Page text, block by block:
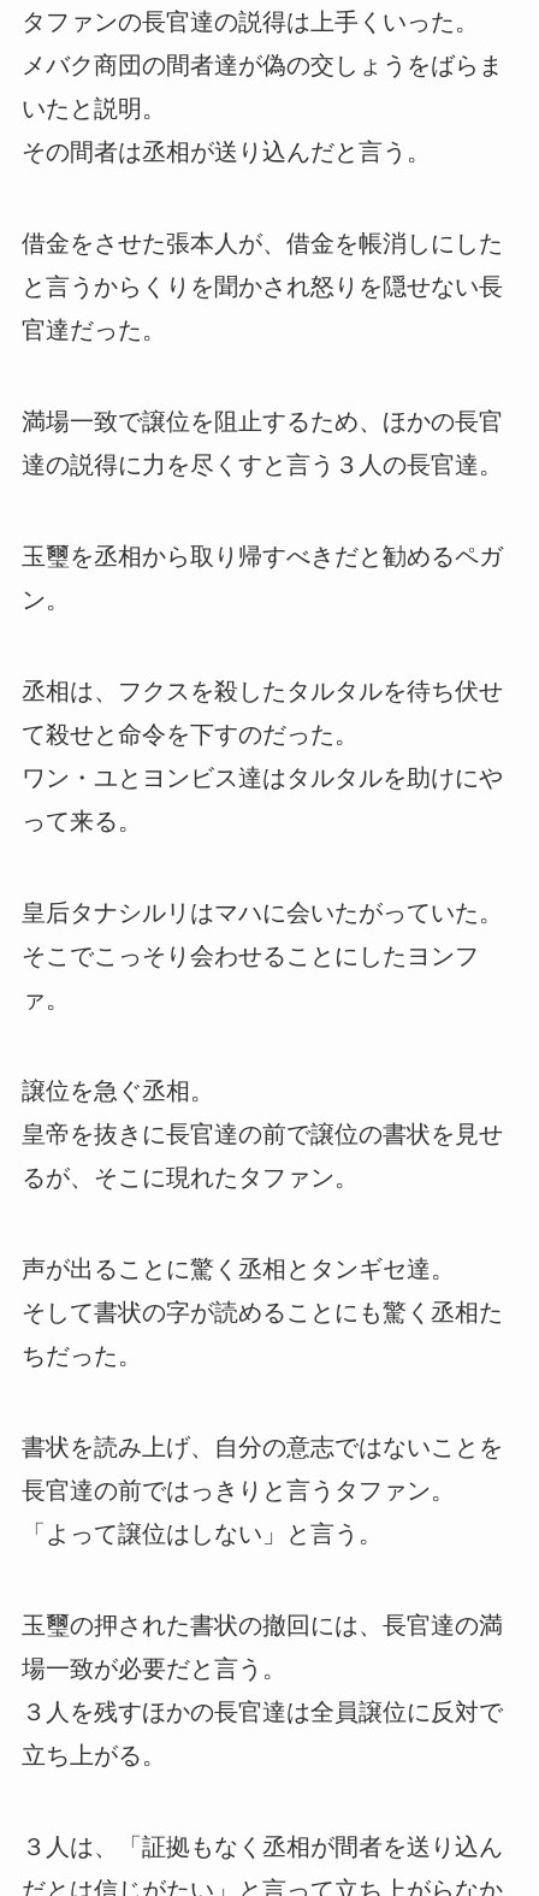
タファンの長官達の説得は上手くいった。
メバク商団の間者達が偽の交しょうをばらま
いたと説明。
その間者は丞相が送り込んだと言う。
借金をさせた張本人が、借金を帳消しにした
と言うからくりを聞かされ怒りを隠せない長
官達だった。
満場一致で譲位を阻止するため、ほかの長官
達の説得に力を尽くすと言う３人の長官達。
玉璽を丞相から取り帰すべきだと勧めるペガ
ン。
丞相は、フクスを殺したタルタルを待ち伏せ
て殺せと命令を下すのだった。
ワン・ユとヨンビス達はタルタルを助けにや
って来る。
皇后タナシルリはマハに会いたがっていた。
そこでこっそり会わせることにしたヨンフ
ァ。
譲位を急ぐ丞相。
皇帝を抜きに長官達の前で譲位の書状を見せ
るが、そこに現れたタファン。
声が出ることに驚く丞相とタンギセ達。
そして書状の字が読めることにも驚く丞相た
ちだった。
書状を読み上げ、自分の意志ではないことを
長官達の前ではっきりと言うタファン。
「よって譲位はしない」と言う。
玉璽の押された書状の撤回には、長官達の満
場一致が必要だと言う。
３人を残すほかの長官達は全員譲位に反対で
立ち上がる。
３人は、「証拠もなく丞相が間者を送り込ん
だとは信じがたい」と言って立ち上がらなか